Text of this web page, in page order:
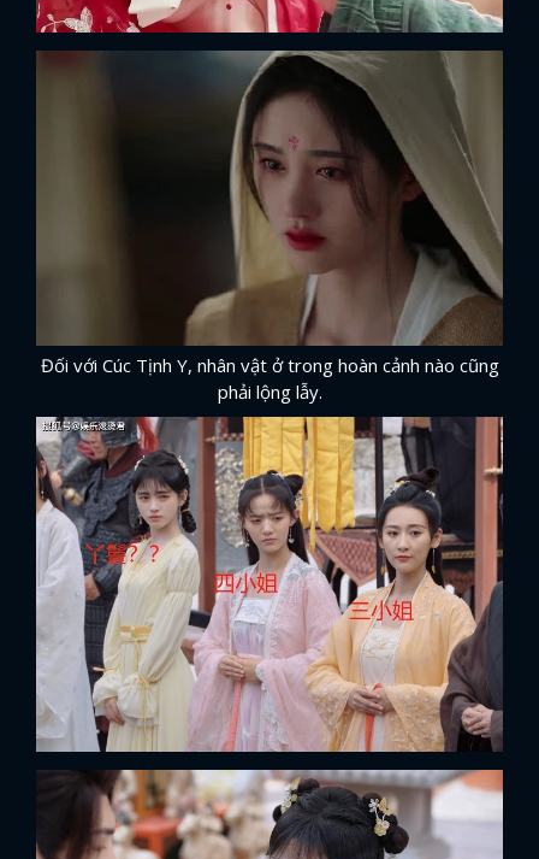
Đối với Cúc Tịnh Y, nhân vật ở trong hoàn cảnh nào cũng
phải lộng lẫy.